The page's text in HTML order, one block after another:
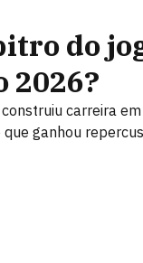
do
2026?
carreira
ganhou